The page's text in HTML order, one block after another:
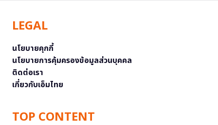
LEGAL
นโยบายคุกกี้
นโยบายการคุ้มครองข้อมูลส่วนบุคคล
ติดต่อเรา
เกี่ยวกับเอ็มไทย
TOP CONTENT